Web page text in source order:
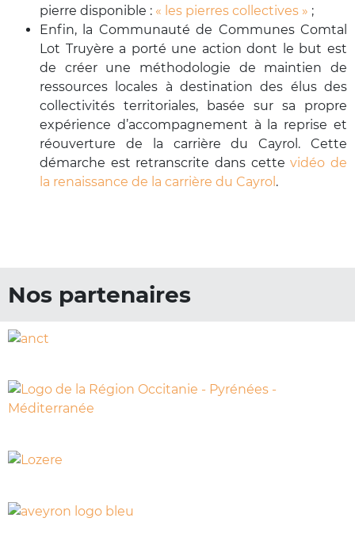
pierre disponible : « les pierres collectives » ;
Enfin, la Communauté de Communes Comtal
Lot Truyère a porté une action dont le but est
de créer une méthodologie de maintien de
ressources locales à destination des élus des
collectivités territoriales, basée sur sa propre
expérience d’accompagnement à la reprise et
réouverture de la carrière du Cayrol. Cette
démarche est retranscrite dans cettevidéo de
la renaissance de la carrière du Cayrol .
Nos partenaires